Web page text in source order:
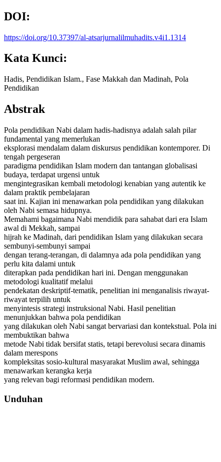
DOI:
https://doi.org/10.37397/al-atsarjurnalilmuhadits.v4i1.1314
Kata Kunci:
Hadis, Pendidikan Islam., Fase Makkah dan Madinah, Pola
Pendidikan
Abstrak
Pola pendidikan Nabi dalam hadis-hadisnya adalah salah pilar
fundamental yang memerlukan
eksplorasi mendalam dalam diskursus pendidikan kontemporer. Di
tengah pergeseran
paradigma pendidikan Islam modern dan tantangan globalisasi
budaya, terdapat urgensi untuk
mengintegrasikan kembali metodologi kenabian yang autentik ke
dalam praktik pembelajaran
saat ini. Kajian ini menawarkan pola pendidikan yang dilakukan
oleh Nabi semasa hidupnya.
Memahami bagaimana Nabi mendidik para sahabat dari era Islam
awal di Mekkah, sampai
hijrah ke Madinah, dari pendidikan Islam yang dilakukan secara
sembunyi-sembunyi sampai
dengan terang-terangan, di dalamnya ada pola pendidikan yang
perlu kita dalami untuk
diterapkan pada pendidikan hari ini. Dengan menggunakan
metodologi kualitatif melalui
pendekatan deskriptif-tematik, penelitian ini menganalisis riwayat-
riwayat terpilih untuk
menyintesis strategi instruksional Nabi. Hasil penelitian
menunjukkan bahwa pola pendidikan
yang dilakukan oleh Nabi sangat bervariasi dan kontekstual. Pola ini
membuktikan bahwa
metode Nabi tidak bersifat statis, tetapi berevolusi secara dinamis
dalam merespons
kompleksitas sosio-kultural masyarakat Muslim awal, sehingga
menawarkan kerangka kerja
yang relevan bagi reformasi pendidikan modern.
Unduhan